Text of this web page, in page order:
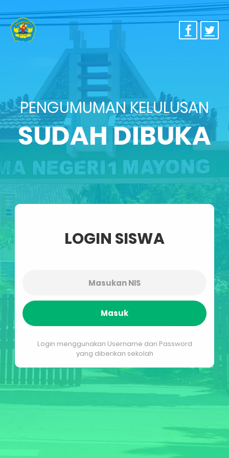
PENGUMUMAN KELULUSAN
SUDAH DIBUKA
LOGIN SISWA
Masuk
Login menggunakan Username dan Password
yang diberikan sekolah